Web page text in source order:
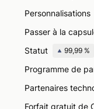
Personnalisations
Passer à la
Statut
99,99 %
Programme de
Partenaires
Forfait gratuit de